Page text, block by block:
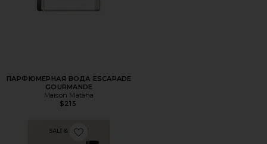
ПАРФЮМЕРНАЯ ВОДА ESCAPADE
GOURMANDE
Maison Mataha
$215
Favorite НАБОР ДЕЗОДОРАНТА И ДУХОВ SANTAL &